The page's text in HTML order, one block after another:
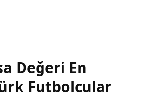
Değeri En
Futbolcular